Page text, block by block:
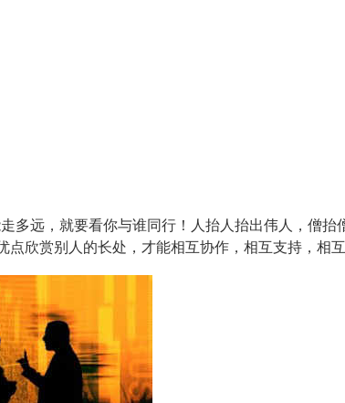
多远，就要看你与谁同行！人抬人抬出伟人，僧抬
欣赏别人的长处，才能相互协作，相互支持，相